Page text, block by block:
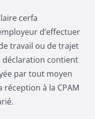
cerfa
d’effectuer
travail ou de trajet
déclaration contient
par tout moyen
à la CPAM